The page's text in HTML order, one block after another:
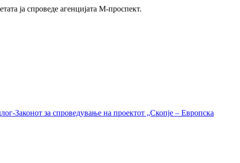
ја спроведе агенцијата М-проспект.
Законот за спроведување на проектот „Скопје – Европска